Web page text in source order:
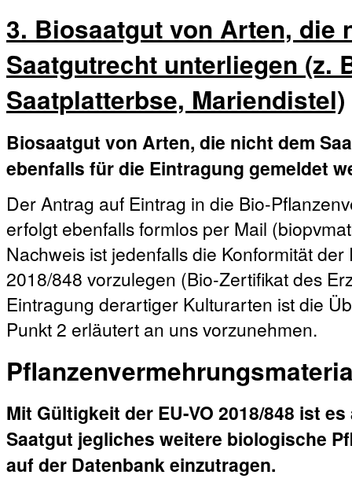
3. Biosaatgut von Arten, die
Saatgutrecht unterliegen (z.
Saatplatterbse, Mariendistel)
Biosaatgut von Arten, die nicht dem
ebenfalls für die Eintragung gemeldet
Der Antrag auf Eintrag in die Bio-
erfolgt ebenfalls formlos per Mail
Nachweis ist jedenfalls die Konformität
2018/848 vorzulegen (Bio-Zertifikat des
Eintragung derartiger Kulturarten ist die
Punkt 2 erläutert an uns vorzunehmen.
Mit Gültigkeit der EU-VO 2018/848 ist
Saatgut jegliches weitere biologische
auf der Datenbank einzutragen.